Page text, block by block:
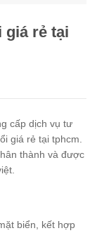
giá rẻ tại
cấp dịch vụ tư
giá rẻ tại tphcm.
thành và được
biển, kết hợp